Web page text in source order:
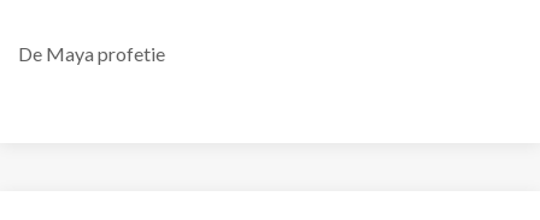
De Maya profetie